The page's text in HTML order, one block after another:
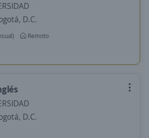
D.C.
Remoto
D.C.